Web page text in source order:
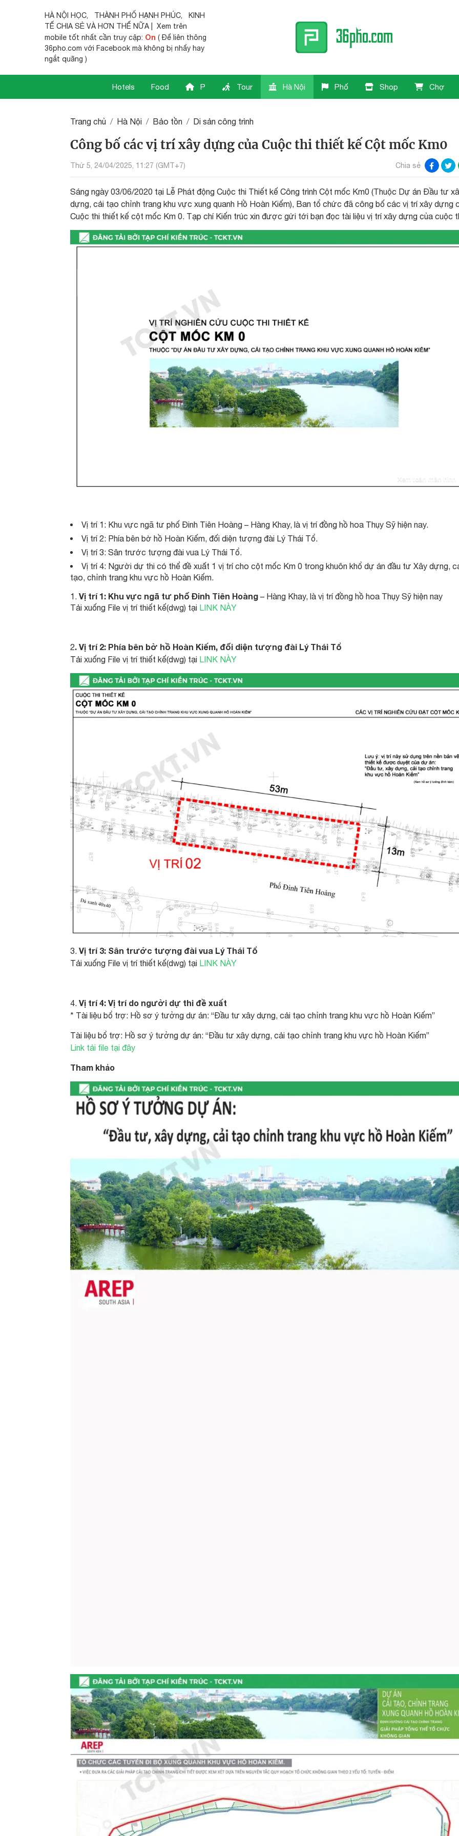
HÀ NỘI HỌC, THÀNH PHỐ HẠNH PHÚC,
KINH
TẾ CHIA SẺ VÀ HƠN THẾ NỮA | Xem trên
mobile tốt nhất cần truy cập: On ( Để liên thông
36pho.com với Facebook mà không bị nhẩy hay
ngắt quãng )
Hotels Food P Tour Hà Nội Phố Shop Chợ
Trang chủ Hà Nội Bảo tồn Di sản công trình
Công bố các vị trí xây dựng của Cuộc thi thiết kế Cột mốc Km0
Thứ 5, 24/04/2025, 11:27 (GMT+7) Chia sẻ
Sáng ngày 03/06/2020 tại Lễ Phát động Cuộc thi Thiết kế Công trình Cột mốc Km0 (Thuộc Dự án Đầu tư
dựng, cải tạo chỉnh trang khu vực xung quanh Hồ Hoàn Kiếm), Ban tổ chức đã công bố các vị trí xây dựng
Cuộc thi thiết kế cột mốc Km 0. Tạp chí Kiến trúc xin được gửi tới bạn đọc tài liệu vị trí xây dựng của cuộc
Xem toàn màn hình
Vị trí 1: Khu vực ngã tư phố Đinh Tiên Hoàng – Hàng Khay, là vị trí đồng hồ hoa Thụy Sỹ hiện nay.
Vị trí 2: Phía bên bờ hồ Hoàn Kiếm, đối diện tượng đài Lý Thái Tổ.
Vị trí 3: Sân trước tượng đài vua Lý Thái Tổ.
Vị trí 4: Người dự thi có thể đề xuất 1 vị trí cho cột mốc Km 0 trong khuôn khổ dự án đầu tư Xây dựng,
tạo, chỉnh trang khu vực hồ Hoàn Kiếm.
Vị trí 1: Khu vực ngã tư phố Đinh Tiên Hoàng – Hàng Khay, là vị trí đồng hồ hoa Thụy Sỹ hiện nay
Tải xuống File vị trí thiết kế(dwg) tại LINK NÀY
2. Vị trí 2: Phía bên bờ hồ Hoàn Kiếm, đối diện tượng đài Lý Thái Tổ
Tải xuống File vị trí thiết kế(dwg) tại LINK NÀY
3. Vị trí 3: Sân trước tượng đài vua Lý Thái Tổ
Tải xuống File vị trí thiết kế(dwg) tại LINK NÀY
4. Vị trí 4: Vị trí do người dự thi đề xuất
* Tài liệu bổ trợ: Hồ sơ ý tưởng dự án: “Đầu tư xây dựng, cải tạo chỉnh trang khu vực hồ Hoàn Kiếm”
Tài liệu bổ trợ: Hồ sơ ý tưởng dự án: “Đầu tư xây dựng, cải tạo chỉnh trang khu vực hồ Hoàn Kiếm”
Link tải file tại đây
Tham khảo